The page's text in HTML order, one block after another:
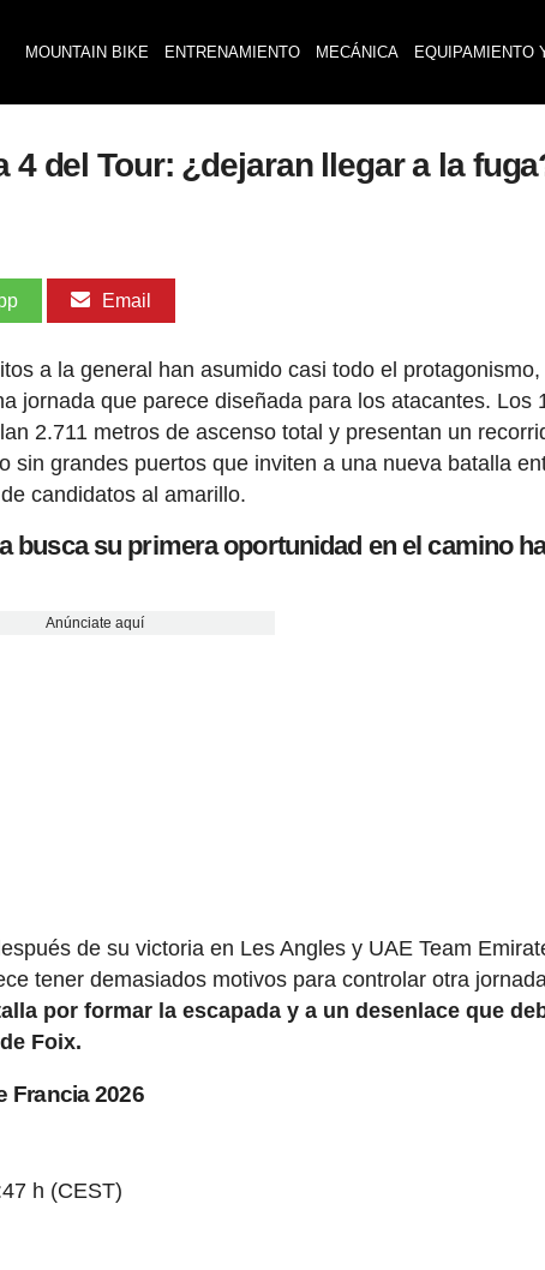
MOUNTAIN BIKE ENTRENAMIENTO MECÁNICA EQUIPAMIENTO
del Tour: ¿dejaran llegar a la
Email
a la general han asumido casi todo el protagonismo,
jornada que parece diseñada para los atacantes. Los
2.711 metros de ascenso total y presentan un
sin grandes puertos que inviten a una nueva batalla
candidatos al amarillo.
busca su primera oportunidad en el camino
Anúnciate aquí
de su victoria en Les Angles y UAE Team
tener demasiados motivos para controlar otra
por formar la escapada y a un desenlace que
Foix.
Francia 2026
h (CEST)